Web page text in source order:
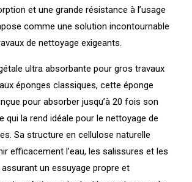
et une grande résistance à l’usage
comme une solution incontournable
de nettoyage exigeants.
ultra absorbante pour gros travaux
éponges classiques, cette éponge
pour absorber jusqu’à 20 fois son
qui la rend idéale pour le nettoyage de
Sa structure en cellulose naturelle
efficacement l’eau, les salissures et les
un essuyage propre et